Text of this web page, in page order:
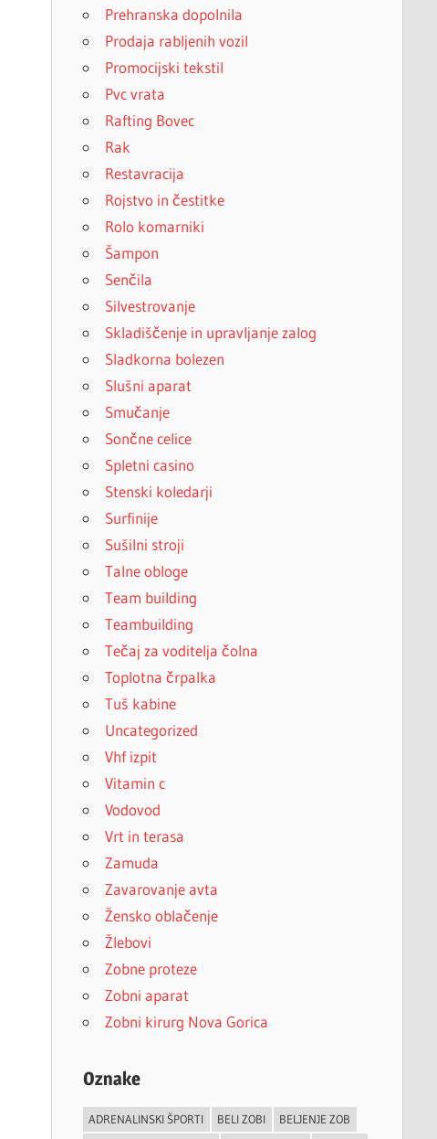
Prehranska dopolnila
Prodaja rabljenih vozil
Promocijski tekstil
Pvc vrata
Rafting Bovec
Rak
Restavracija
Rojstvo in čestitke
Rolo komarniki
Šampon
Senčila
Silvestrovanje
Skladiščenje in upravljanje zalog
Sladkorna bolezen
Slušni aparat
Smučanje
Sončne celice
Spletni casino
Stenski koledarji
Surfinije
Sušilni stroji
Talne obloge
Team building
Teambuilding
Tečaj za voditelja čolna
Toplotna črpalka
Tuš kabine
Uncategorized
Vhf izpit
Vitamin c
Vodovod
Vrt in terasa
Zamuda
Zavarovanje avta
Žensko oblačenje
Žlebovi
Zobne proteze
Zobni aparat
Zobni kirurg Nova Gorica
Oznake
ADRENALINSKI ŠPORTI BELI ZOBI
BELJENJE ZOB